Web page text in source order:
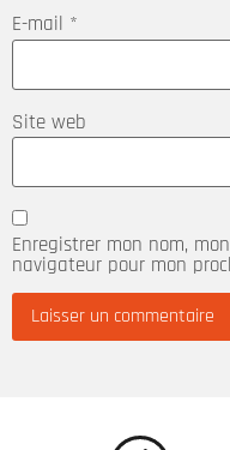
E-mail *
Site web
Enregistrer mon nom,
navigateur pour mon